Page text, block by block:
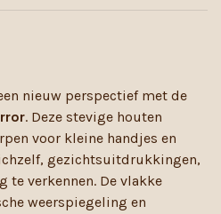
nieuw perspectief met de
. Deze stevige houten
voor kleine handjes en
gezichtsuitdrukkingen,
te verkennen. De vlakke
weerspiegeling en